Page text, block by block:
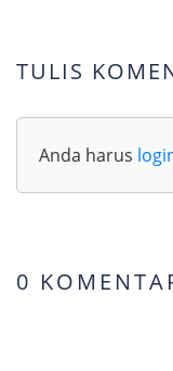
TULIS
Anda harus
0